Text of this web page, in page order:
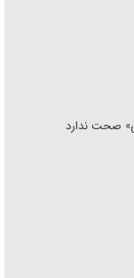
صحت ندارد